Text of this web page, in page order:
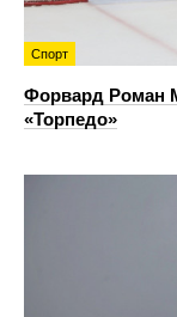
Спорт
Форвард Роман
«Торпедо»